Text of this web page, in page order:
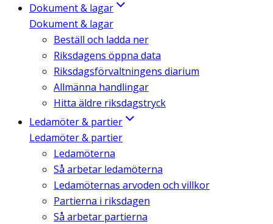
Dokument & lagar
Dokument & lagar
Beställ och ladda ner
Riksdagens öppna data
Riksdagsförvaltningens diarium
Allmänna handlingar
Hitta äldre riksdagstryck
Ledamöter & partier
Ledamöter & partier
Ledamöterna
Så arbetar ledamöterna
Ledamöternas arvoden och villkor
Partierna i riksdagen
Så arbetar partierna